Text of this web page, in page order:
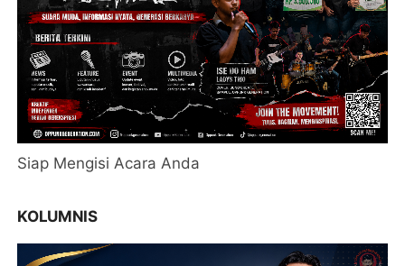
Siap Mengisi Acara Anda
KOLUMNIS